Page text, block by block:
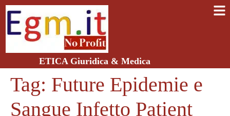
ETICA Giuridica & Medica
Tag: Future Epidemie e
Sangue Infetto Patient